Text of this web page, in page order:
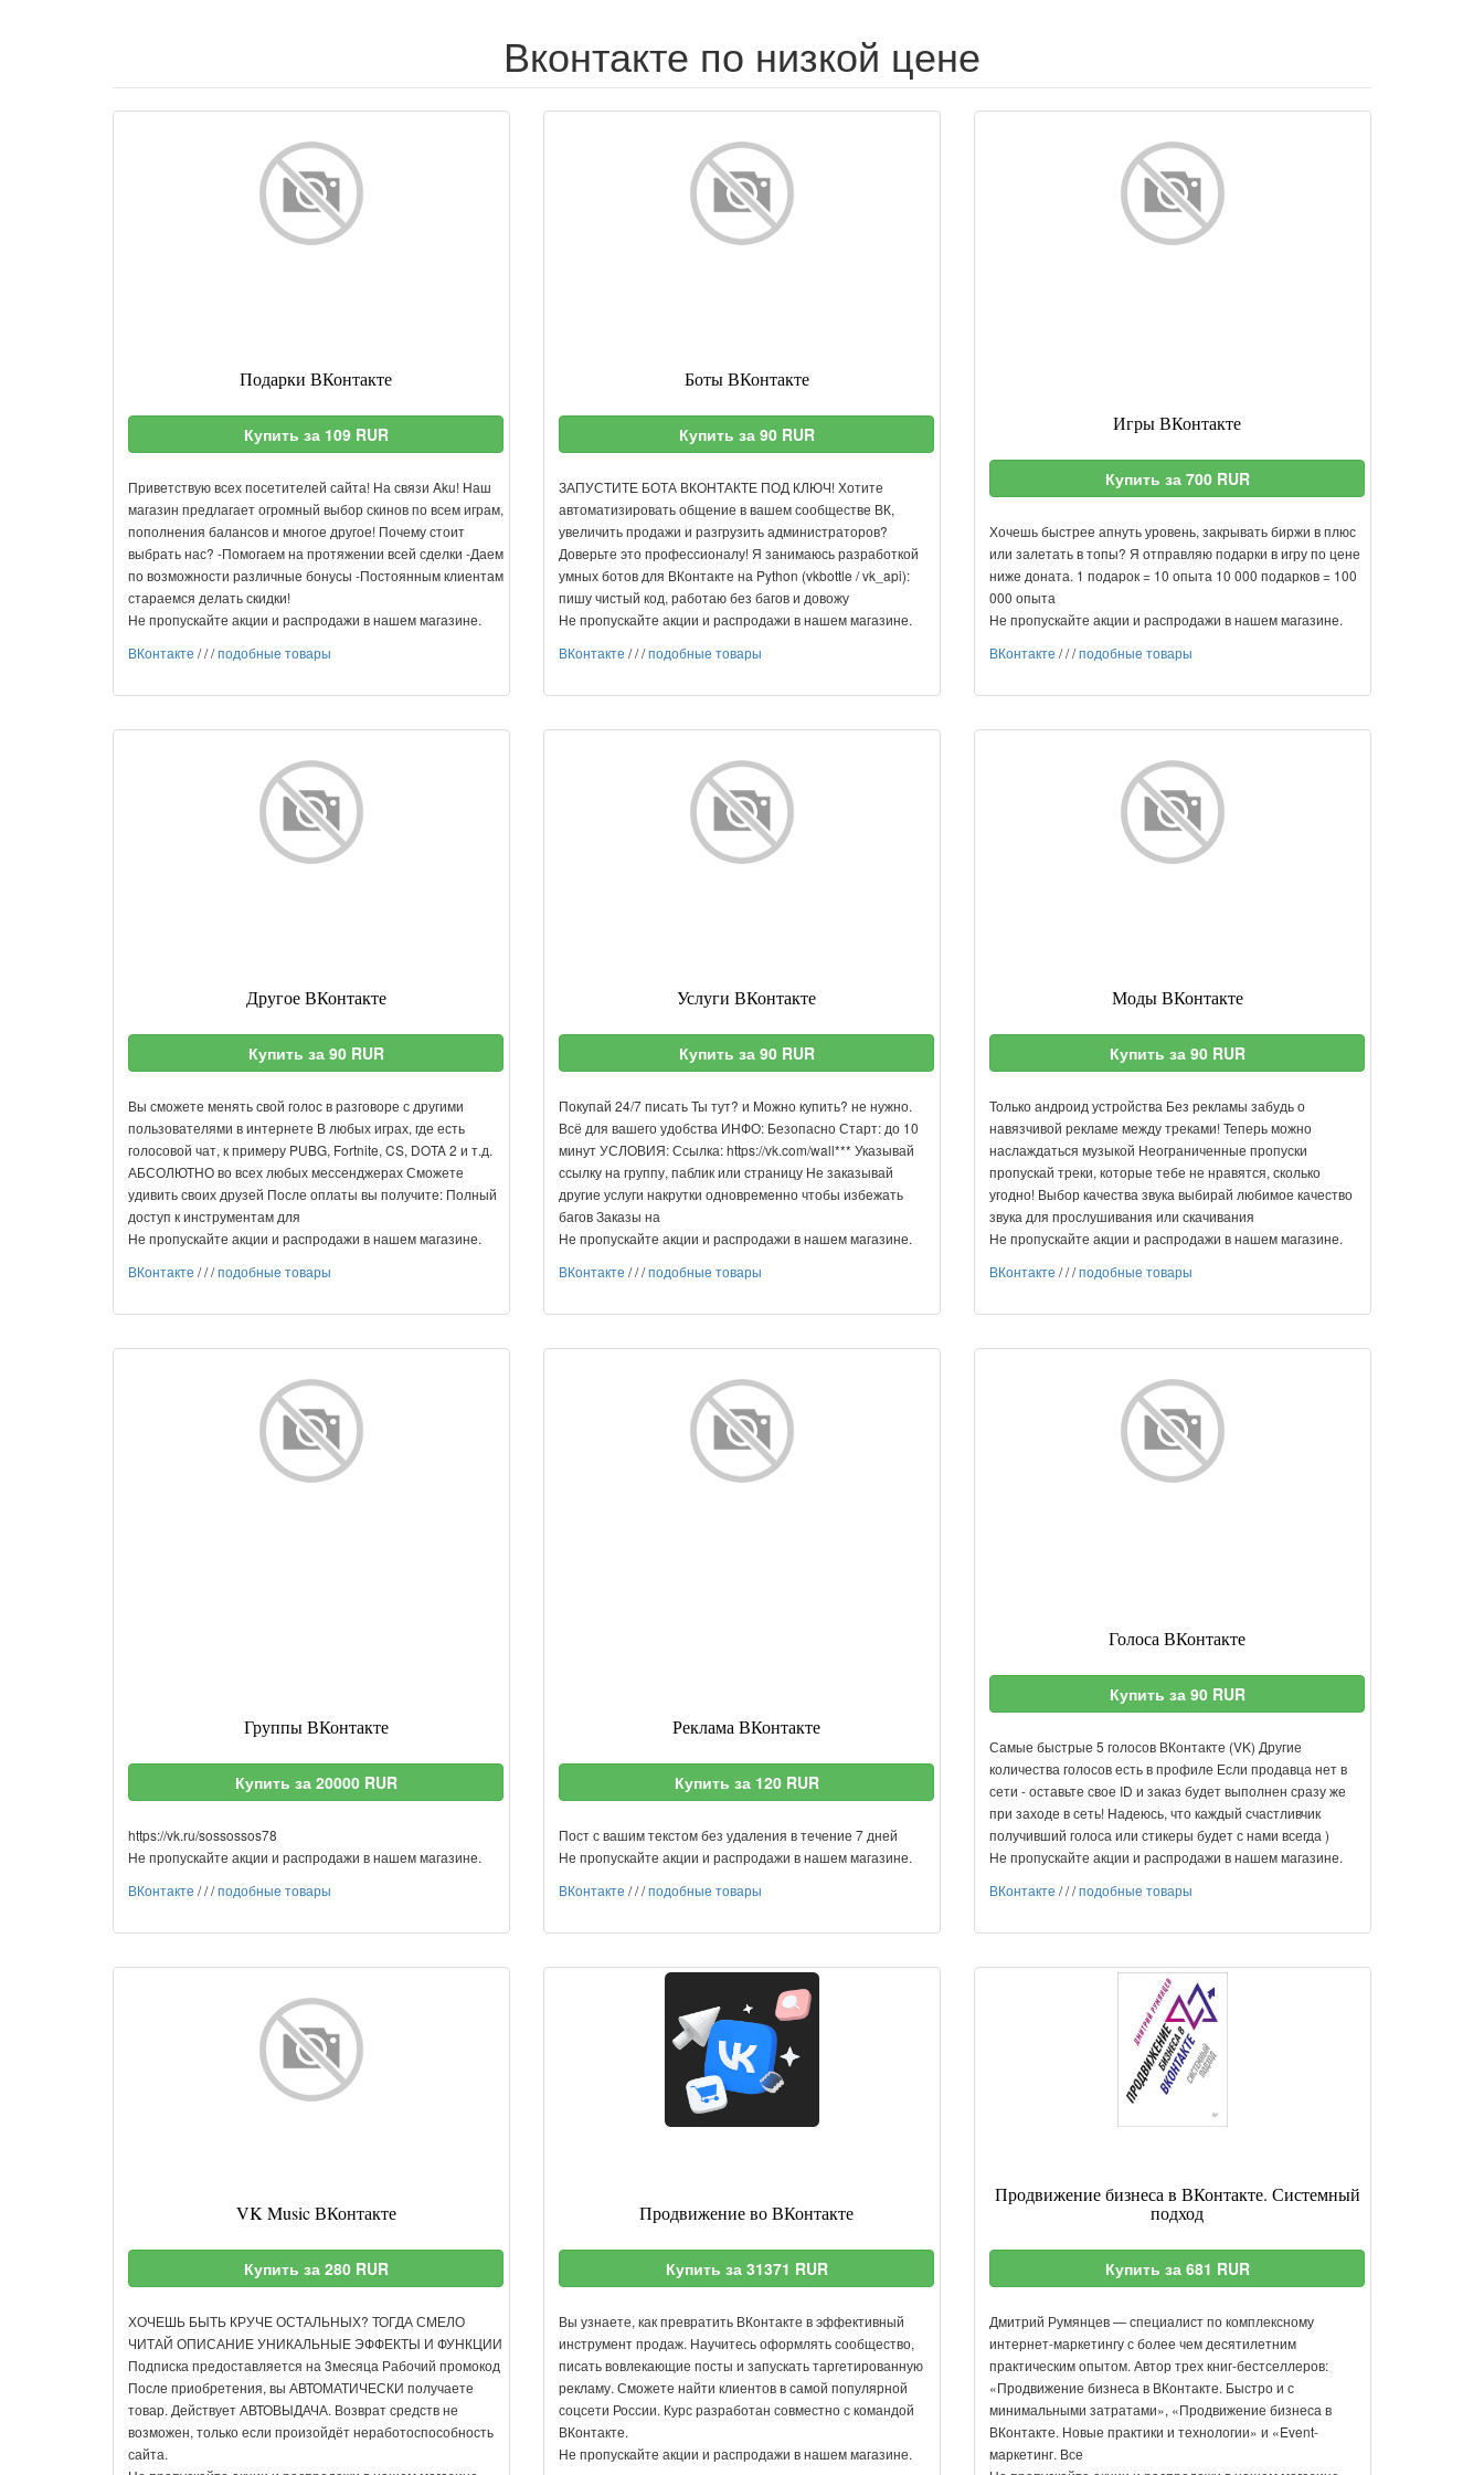
Вконтакте по низкой цене
Подарки ВКонтакте
Купить за 109 RUR
Приветствую всех посетителей сайта! На связи Aku! Наш
магазин предлагает огромный выбор скинов по всем играм,
пополнения балансов и многое другое! Почему стоит
выбрать нас? -Помогаем на протяжении всей сделки -Даем
по возможности различные бонусы -Постоянным клиентам
стараемся делать скидки!
Не пропускайте акции и распродажи в нашем магазине.
ВКонтакте ///подобные товары
Боты ВКонтакте
Купить за 90 RUR
ЗАПУСТИТЕ БОТА ВКОНТАКТЕ ПОД КЛЮЧ! Хотите
автоматизировать общение в вашем сообществе ВК,
увеличить продажи и разгрузить администраторов?
Доверьте это профессионалу! Я занимаюсь разработкой
умных ботов для ВКонтакте на Python (vkbottle / vk_api):
пишу чистый код, работаю без багов и довожу
Не пропускайте акции и распродажи в нашем магазине.
ВКонтакте ///подобные товары
Игры ВКонтакте
Купить за 700 RUR
Хочешь быстрее апнуть уровень, закрывать биржи в плюс
или залетать в топы? Я отправляю подарки в игру по цене
ниже доната. 1 подарок = 10 опыта 10 000 подарков = 100
000 опыта
Не пропускайте акции и распродажи в нашем магазине.
ВКонтакте ///подобные товары
Другое ВКонтакте
Купить за 90 RUR
Вы сможете менять свой голос в разговоре с другими
пользователями в интернете В любых играх, где есть
голосовой чат, к примеру PUBG, Fortnite, CS, DOTA 2 и т.д.
АБСОЛЮТНО во всех любых мессенджерах Сможете
удивить своих друзей После оплаты вы получите: Полный
доступ к инструментам для
Не пропускайте акции и распродажи в нашем магазине.
ВКонтакте ///подобные товары
Услуги ВКонтакте
Купить за 90 RUR
Покупай 24/7 писать Ты тут? и Можно купить? не нужно.
Всё для вашего удобства ИНФО: Безопасно Старт: до 10
минут УСЛОВИЯ: Ссылка: https://vk.com/wall*** Указывай
ссылку на группу, паблик или страницу Не заказывай
другие услуги накрутки одновременно чтобы избежать
багов Заказы на
Не пропускайте акции и распродажи в нашем магазине.
ВКонтакте ///подобные товары
Моды ВКонтакте
Купить за 90 RUR
Только андроид устройства Без рекламы забудь о
навязчивой рекламе между треками! Теперь можно
наслаждаться музыкой Неограниченные пропуски
пропускай треки, которые тебе не нравятся, сколько
угодно! Выбор качества звука выбирай любимое качество
звука для прослушивания или скачивания
Не пропускайте акции и распродажи в нашем магазине.
ВКонтакте ///подобные товары
Группы ВКонтакте
Купить за 20000 RUR
https://vk.ru/sossossos78
Не пропускайте акции и распродажи в нашем магазине.
ВКонтакте ///подобные товары
Реклама ВКонтакте
Купить за 120 RUR
Пост с вашим текстом без удаления в течение 7 дней
Не пропускайте акции и распродажи в нашем магазине.
ВКонтакте ///подобные товары
Голоса ВКонтакте
Купить за 90 RUR
Самые быстрые 5 голосов ВКонтакте (VK) Другие
количества голосов есть в профиле Если продавца нет в
сети - оставьте свое ID и заказ будет выполнен сразу же
при заходе в сеть! Надеюсь, что каждый счастливчик
получивший голоса или стикеры будет с нами всегда )
Не пропускайте акции и распродажи в нашем магазине.
ВКонтакте ///подобные товары
VK Music ВКонтакте
Купить за 280 RUR
ХОЧЕШЬ БЫТЬ КРУЧЕ ОСТАЛЬНЫХ? ТОГДА СМЕЛО
ЧИТАЙ ОПИСАНИЕ УНИКАЛЬНЫЕ ЭФФЕКТЫ И ФУНКЦИИ
Подписка предоставляется на 3месяца Рабочий промокод
После приобретения, вы АВТОМАТИЧЕСКИ получаете
товар. Действует АВТОВЫДАЧА. Возврат средств не
возможен, только если произойдёт неработоспособность
сайта.
Продвижение во ВКонтакте
Купить за 31371 RUR
Вы узнаете, как превратить ВКонтакте в эффективный
инструмент продаж. Научитесь оформлять сообщество,
писать вовлекающие посты и запускать таргетированную
рекламу. Сможете найти клиентов в самой популярной
соцсети России. Курс разработан совместно с командой
ВКонтакте.
Не пропускайте акции и распродажи в нашем магазине.
Продвижение бизнеса в ВКонтакте. Системный
подход
Купить за 681 RUR
Дмитрий Румянцев — специалист по комплексному
интернет-маркетингу с более чем десятилетним
практическим опытом. Автор трех книг-бестселлеров:
«Продвижение бизнеса в ВКонтакте. Быстро и с
минимальными затратами», «Продвижение бизнеса в
ВКонтакте. Новые практики и технологии» и «Event-
маркетинг. Все